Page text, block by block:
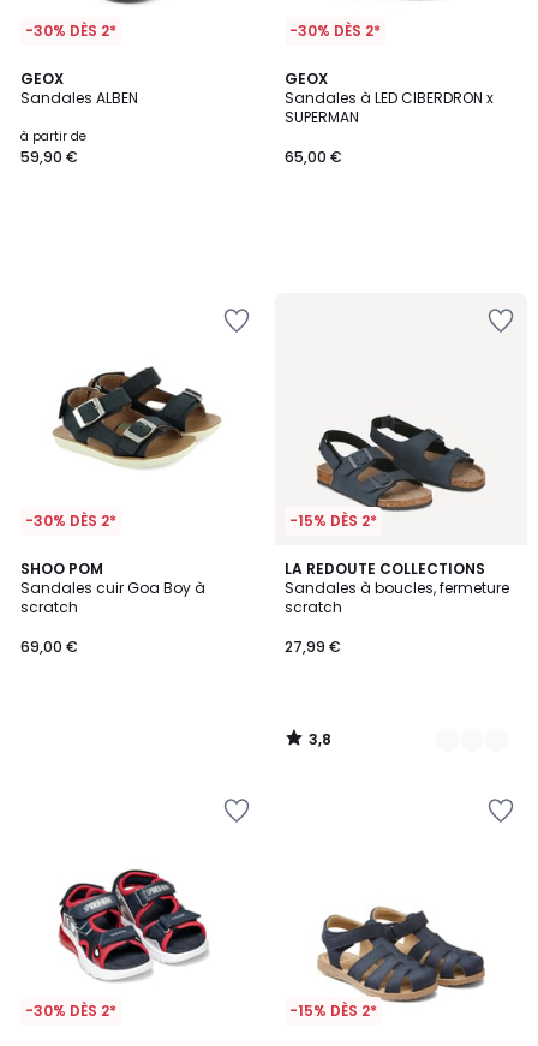
-30% DÈS 2*
GEOX
Sandales ALBEN
à partir de
59,90 €
-30% DÈS 2*
GEOX
Sandales à LED CIBERDRON x
SUPERMAN
65,00 €
-30% DÈS 2*
SHOO POM
Sandales cuir Goa Boy à
scratch
69,00 €
-15% DÈS 2*
LA REDOUTE COLLECTIONS
Sandales à boucles, fermeture
scratch
27,99 €
3,8
/ 5
2
Couleurs
3,8
/
-30% DÈS 2* -15% DÈS 2*